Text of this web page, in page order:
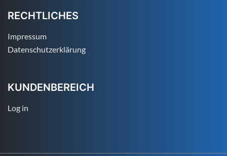
RECHTLICHES
Impressum
Datenschutzerklärung
KUNDENBEREICH
Log in